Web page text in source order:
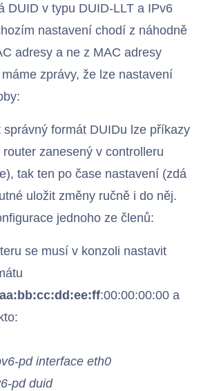
DUID v typu DUID-LLT a IPv6
nastavení chodí z náhodně
adresy a ne z MAC adresy
zprávy, že lze nastavení
správný formát DUIDu lze příkazy
zanesený v controlleru
tak ten po čase nastavení (zdá
uložit změny ručně i do něj.
jednoho ze členů:
se musí v konzoli nastavit
aa:bb:cc:dd:ee:ff:00:00:00:00 a
pd interface eth0
pd duid